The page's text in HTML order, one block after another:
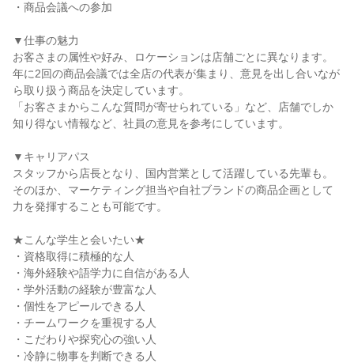
・商品会議への参加
▼仕事の魅力
お客さまの属性や好み、ロケーションは店舗ごとに異なります。
年に2回の商品会議では全店の代表が集まり、意見を出し合いなが
ら取り扱う商品を決定しています。
「お客さまからこんな質問が寄せられている」など、店舗でしか
知り得ない情報など、社員の意見を参考にしています。
▼キャリアパス
スタッフから店長となり、国内営業として活躍している先輩も。
そのほか、マーケティング担当や自社ブランドの商品企画として
力を発揮することも可能です。
★こんな学生と会いたい★
・資格取得に積極的な人
・海外経験や語学力に自信がある人
・学外活動の経験が豊富な人
・個性をアピールできる人
・チームワークを重視する人
・こだわりや探究心の強い人
・冷静に物事を判断できる人